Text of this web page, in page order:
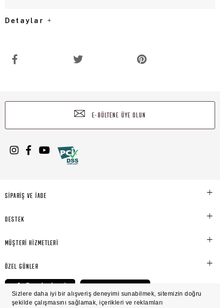
Detaylar
E-BÜLTENE ÜYE OLUN
SİPARİŞ VE İADE
DESTEK
MÜŞTERİ HİZMETLERİ
ÖZEL GÜNLER